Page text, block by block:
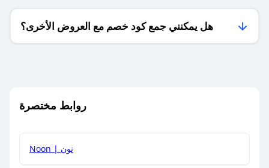
هل يمكنني جمع كود خصم مع العروض الأخرى؟
روابط مختصرة
Noon | نون